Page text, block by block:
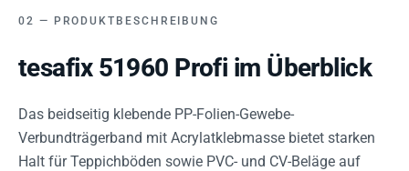
PRODUKTBESCHREIBUNG
tesafix 51960 Profi im Überblick
Das beidseitig klebende PP-Folien-Gewebe-
Verbundträgerband mit Acrylatklebmasse bietet starken
Halt für Teppichböden sowie PVC- und CV-Beläge auf